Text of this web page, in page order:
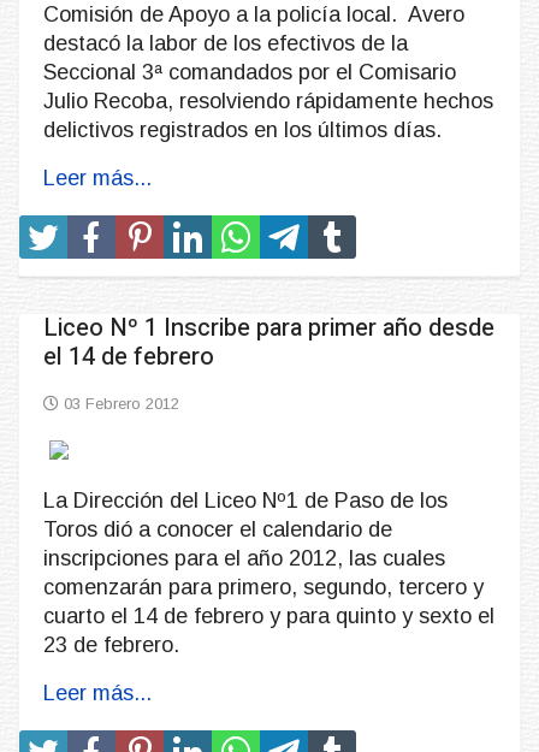
Comisión de Apoyo a la policía local. Avero
destacó la labor de los efectivos de la
Seccional 3ª comandados por el Comisario
Julio Recoba, resolviendo rápidamente hechos
delictivos registrados en los últimos días.
Leer más...
Liceo Nº 1 Inscribe para primer año desde
el 14 de febrero
03 Febrero 2012
La Dirección del Liceo Nº1 de Paso de los
Toros dió a conocer el calendario de
inscripciones para el año 2012, las cuales
comenzarán para primero, segundo, tercero y
cuarto el 14 de febrero y para quinto y sexto el
23 de febrero.
Leer más...